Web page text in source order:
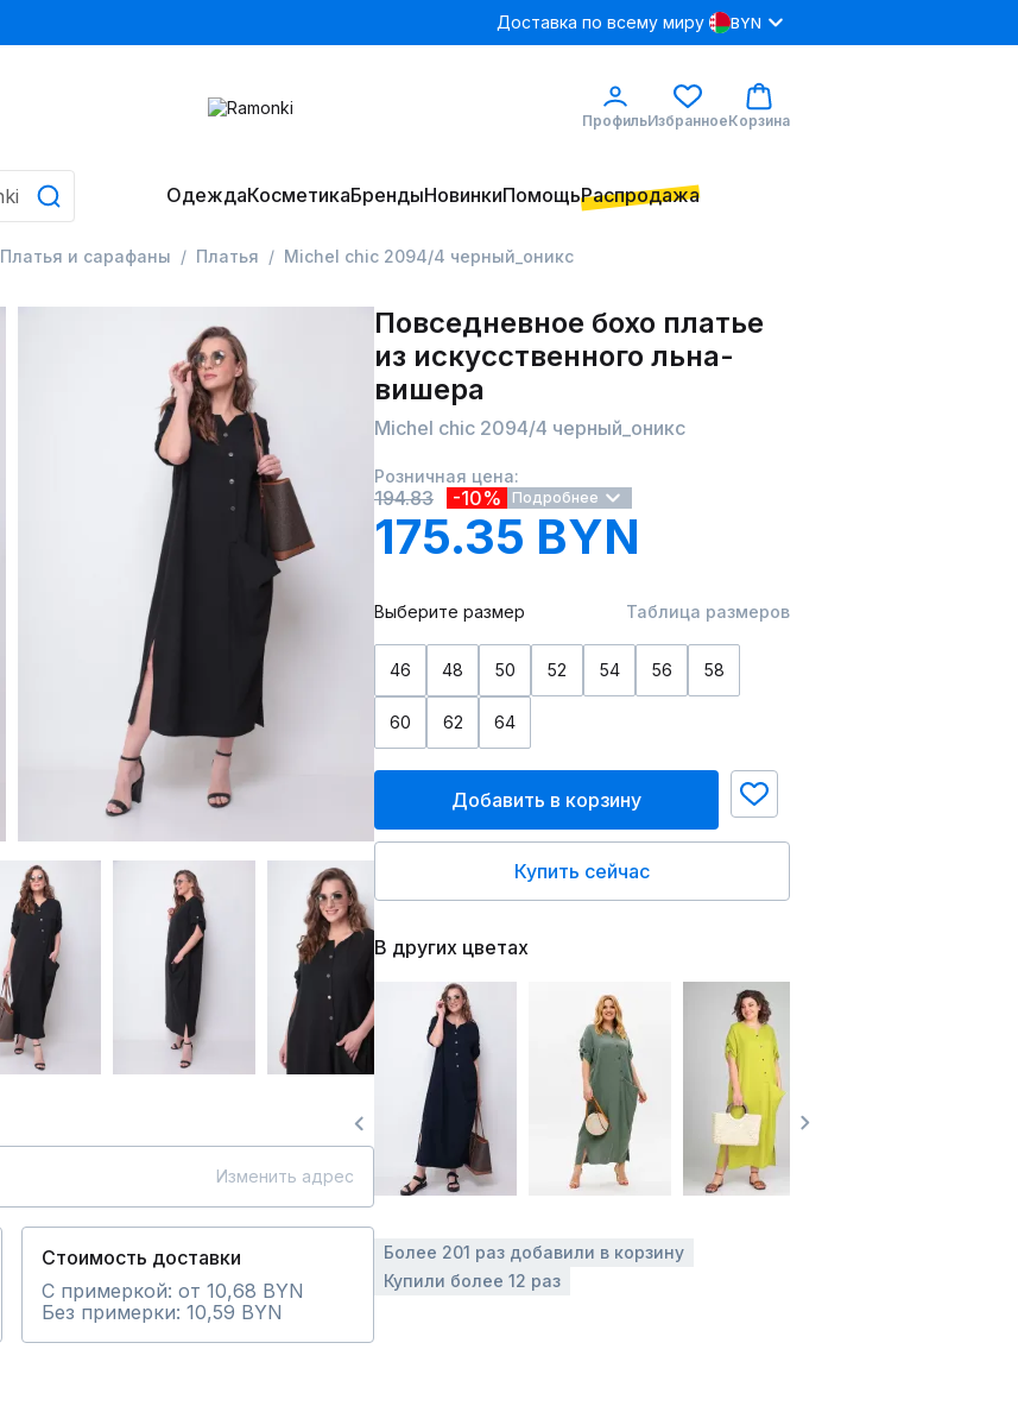
Доставка по всему миру BYN
ПрофильИзбранноеКорзина
ОдеждаКосметикаБрендыНовинкиПомощьРаспродажа
Платья и сарафаны Платья Michel chic 2094/4 черный_оникс
Изменить адрес
Стоимость доставки
С примеркой: от 10,68 BYN
Без примерки: 10,59 BYN
Повседневное бохо платье
из искусственного льна-
вишера
Michel chic 2094/4 черный_оникс
Розничная цена:
194.83 -10% Подробнее
175.35 BYN
Выберите размер Таблица размеров
46 48 50 52 54 56 58
60 62 64
Добавить в корзину
Купить сейчас
В других цветах
Более 201 раз добавили в корзину
Купили более 12 раз